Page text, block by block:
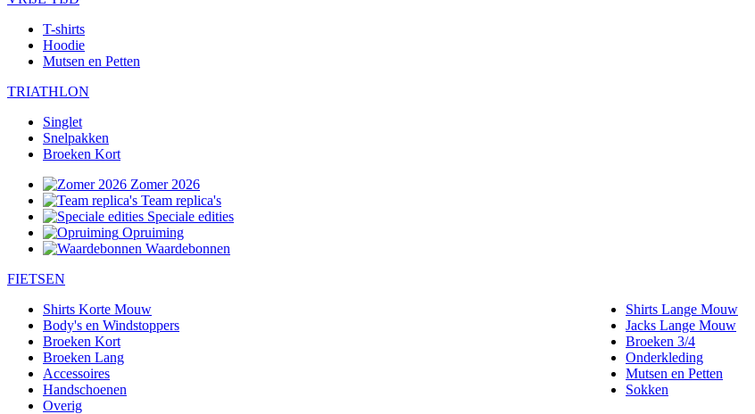
T-shirts
Hoodie
Mutsen en Petten
TRIATHLON
Singlet
Snelpakken
Broeken Kort
Zomer 2026
Team replica's
Speciale edities
Opruiming
Waardebonnen
FIETSEN
Shirts Korte Mouw
Shirts Lange Mouw
Body's en Windstoppers
Jacks Lange Mouw
Broeken Kort
Broeken 3/4
Broeken Lang
Onderkleding
Accessoires
Mutsen en Petten
Handschoenen
Sokken
Overig